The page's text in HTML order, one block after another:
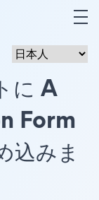
に A
Form
込みま